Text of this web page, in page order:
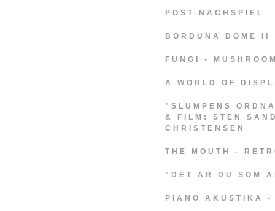
POST-NACHSPIEL
BORDUNA DOME II
FUNGI -
A WORLD OF
"SLUMPENS
& FILM: STEN
CHRISTENSEN
THE MOUTH -
"DET ÄR DU SOM
PIANO AKUSTIKA